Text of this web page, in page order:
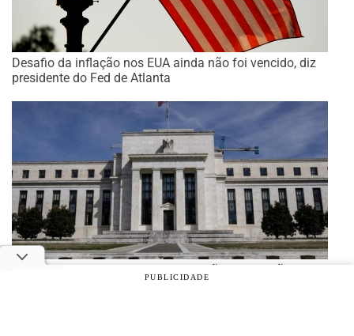
Desafio da inflação nos EUA ainda não foi vencido, diz
presidente do Fed de Atlanta
Relatório do Fed menciona aceleração da inflação
PUBLICIDADE